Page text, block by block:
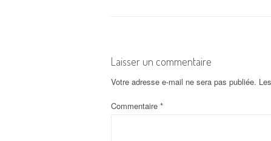
i
g
a
Laisser un commentaire
Votre adresse e-mail ne sera pas publiée.
Commentaire *